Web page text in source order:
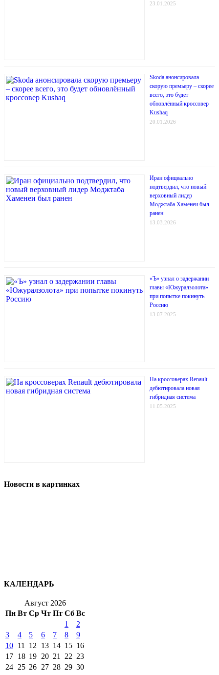
23.01.2025
Skoda анонсировала
скорую премьеру – скорее
всего, это будет
обновлённый кроссовер
Kushaq
20.01.2026
Иран официально
подтвердил, что новый
верховный лидер
Моджтаба Хаменеи был
ранен
13.03.2026
«Ъ» узнал о задержании
главы «Южуралзолота»
при попытке покинуть
Россию
13.07.2025
На кроссоверах Renault
дебютировала новая
гибридная система
11.05.2025
Новости в картинках
КАЛЕНДАРЬ
Август 2026
Пн Вт Ср Чт Пт Сб Вс
1
2
3
4 5 6 7 8
9
10 11 12 13 14 15 16
17 18 19 20 21 22 23
24 25 26 27 28 29 30